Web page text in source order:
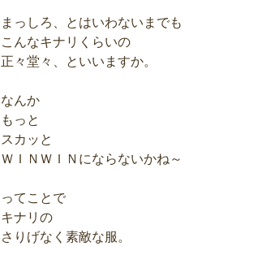
まっしろ、とはいわないまでも
こんなキナリくらいの
正々堂々、といいますか。
なんか
もっと
スカッと
ＷＩＮＷＩＮにならないかね～
ってことで
キナリの
さりげなく素敵な服。